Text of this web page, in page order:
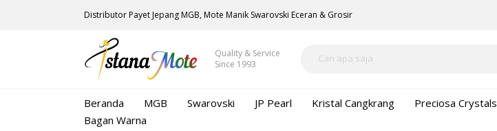
Distributor Payet Jepang MGB, Mote Manik Swarovski Eceran & Grosir
Quality & Service
Since 1993
Beranda MGB Swarovski JP Pearl Kristal Cangkrang Preciosa Crystals
Bagan Warna